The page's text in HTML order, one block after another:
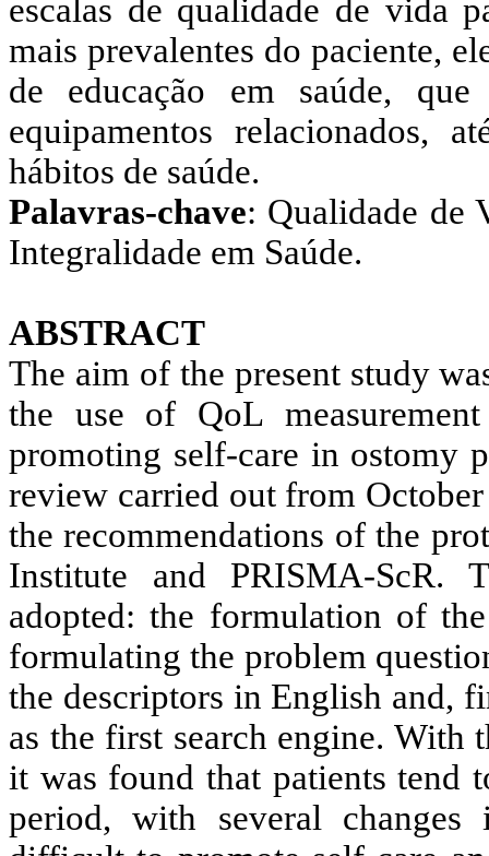
escalas de qualidade de vida
mais prevalentes do paciente,
de educação em saúde,
equipamentos relacionados,
hábitos de saúde.
Palavras-chave: Qualidade de
Integralidade em Saúde.
ABSTRACT
The aim of the present study
the use of QoL
promoting self-care in ostomy
review carried out from
the recommendations of the
Institute and PRISMA-ScR.
adopted: the formulation of
formulating the problem
the descriptors in English and,
as the first search engine. With
it was found that patients tend
period, with several